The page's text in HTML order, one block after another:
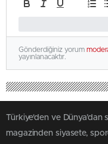
Gönderdiğiniz yorum
yayınlanacaktır.
Türkiye'den ve Dünya’dan
magazinden siyasete,